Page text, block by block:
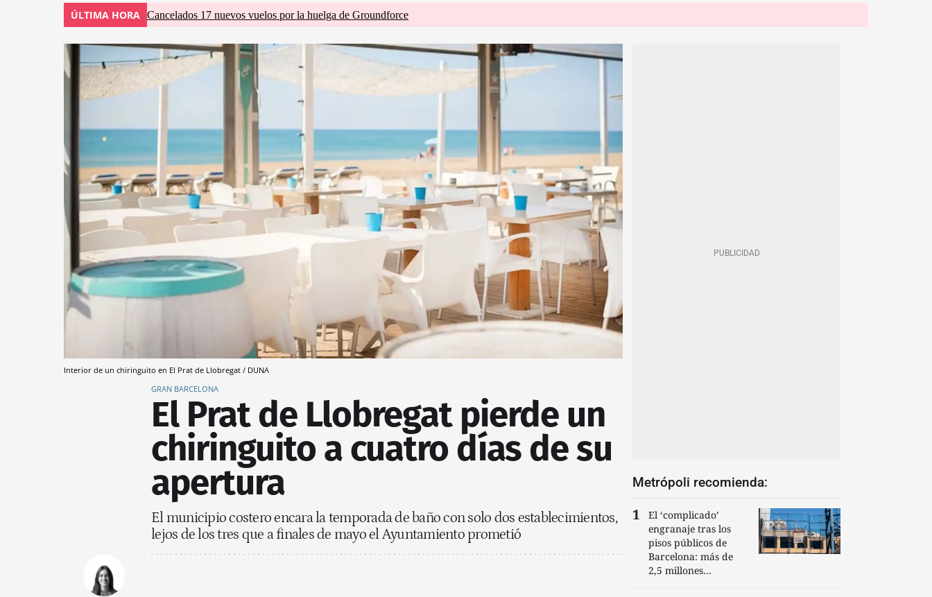
ÚLTIMA HORA Cancelados 17 nuevos vuelos por la huelga de Groundforce
Interior de un chiringuito en El Prat de Llobregat / DUNA
GRAN BARCELONA
El Prat de Llobregat pierde un
chiringuito a cuatro días de su
apertura
El municipio costero encara la temporada de baño con solo dos establecimientos,
lejos de los tres que a finales de mayo el Ayuntamiento prometió
Metrópoli recomienda:
El ‘complicado’
engranaje tras los
pisos públicos de
Barcelona: más de
2,5 millones...